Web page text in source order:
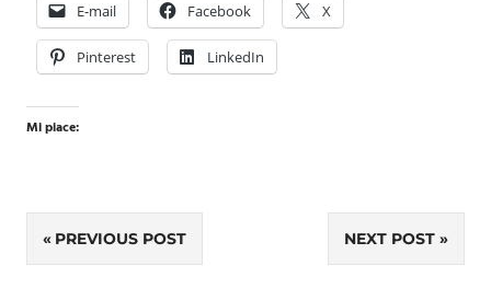
nuova
confezione
migliorata
E-mail Facebook X
Pinterest LinkedIn
Mi piace:
Navigazione
PREVIOUS POST NEXT POST